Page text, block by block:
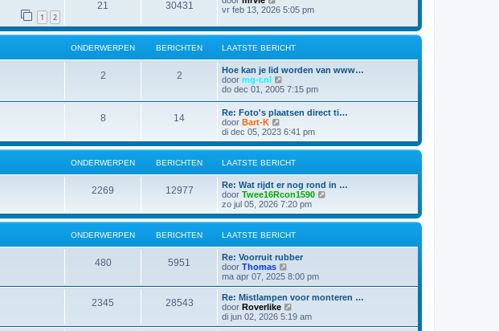
1 2
21 30431
vr feb 13, 2026 5:05 pm
ONDERWERPEN BERICHTEN LAATSTE BERICHT
2 2
Hoe kan je lid worden van www…
door mg-r.nl
e
j
k
l
a
t
s
t
e
b
e
r
i
h
t
do dec 01, 2005 7:15 pm
8 14
Re: Foto's plaatsen direct ti…
door Bart-K
e
k
i
j
a
a
t
s
e
b
e
r
i
c
h
t
di dec 05, 2023 6:41 pm
ONDERWERPEN BERICHTEN LAATSTE BERICHT
2269 12977
Re: Wat rijdt er nog rond in …
door Twee16Rcon1590
k
i
s
t
e
zo jul 05, 2026 7:20 pm
ONDERWERPEN BERICHTEN LAATSTE BERICHT
480 5951
Re: Voorruit rubber
door Thomas
e
k
j
k
ma apr 07, 2025 8:00 pm
2345 28543
Re: Mistlampen voor monteren …
door Roverlike
e
k
di jun 02, 2026 5:19 am